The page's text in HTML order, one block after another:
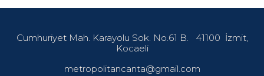
Cumhuriyet Mah. Karayolu Sok. No.61 B. 41100 İzmit,
Kocaeli
metropolitancanta@gmail.com